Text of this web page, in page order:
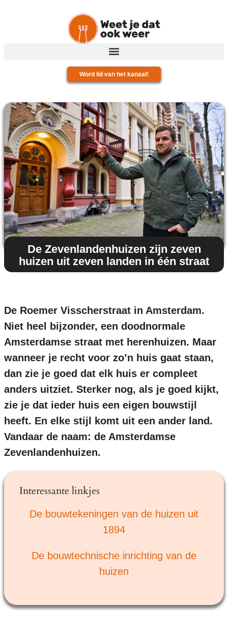
Word lid van het kanaal!
De Zevenlandenhuizen zijn zeven
huizen uit zeven landen in één straat
De Roemer Visscherstraat in Amsterdam.
Niet heel bijzonder, een doodnormale
Amsterdamse straat met herenhuizen. Maar
wanneer je recht voor zo’n huis gaat staan,
dan zie je goed dat elk huis er compleet
anders uitziet. Sterker nog, als je goed kijkt,
zie je dat ieder huis een eigen bouwstijl
heeft. En elke stijl komt uit een ander land.
Vandaar de naam: de Amsterdamse
Zevenlandenhuizen.
Interessante linkjes
De bouwtekeningen van de huizen uit
1894
De bouwtechnische inrichting van de
huizen